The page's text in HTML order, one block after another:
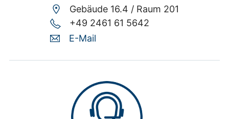
Gebäude 16.4 / Raum 201
+49 2461 61 5642
E-Mail